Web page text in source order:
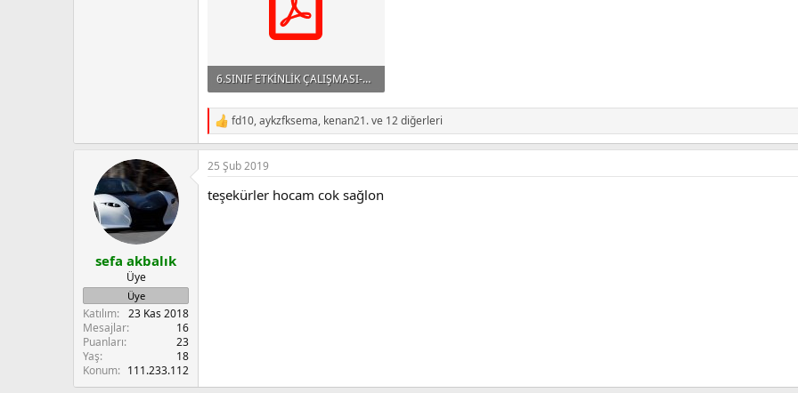
6.SINIF ETKİNLİK ÇALIŞMASI-2.pdf
414.8 KB · Görüntüleme: 4,411
R
e
a
c
i
fd10,aykzfksema, kenan21.ve 12 diğerleri
sefa akbalık
Üye
Üye
Katılım
23 Kas 2018
Mesajlar
16
Puanları
23
Yaş
18
Konum
111.233.112
25 Şub 2019
teşekürler hocam cok sağlon